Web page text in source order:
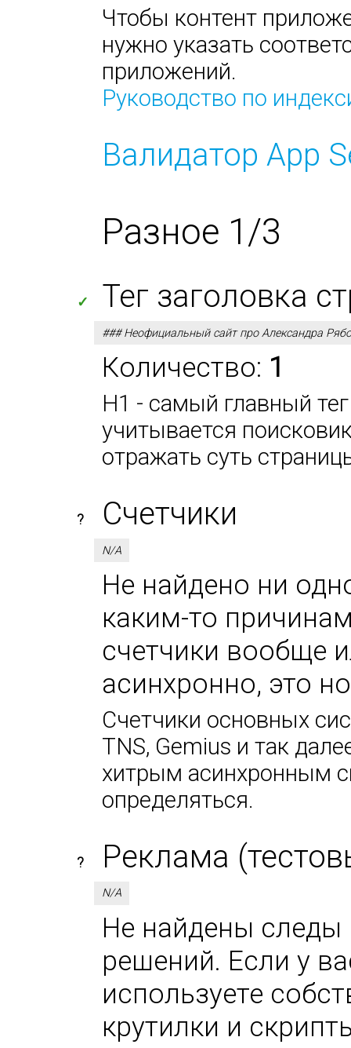
Чтобы контент
нужно указать
приложений.
Руководство по
Валидатор App
Разное 1/3
✓ Тег заголовка
### Неофициальный сайт про Александра
Количество: 1
H1 - самый главный
учитывается
отражать суть
? Счетчики
N/A
Не найдено ни
каким-то
счетчики вообще
асинхронно, это
Счетчики основных
TNS, Gemius и так
хитрым асинхронным
определяться.
? Реклама
N/A
Не найдены следы
решений. Если у
используете
крутилки и